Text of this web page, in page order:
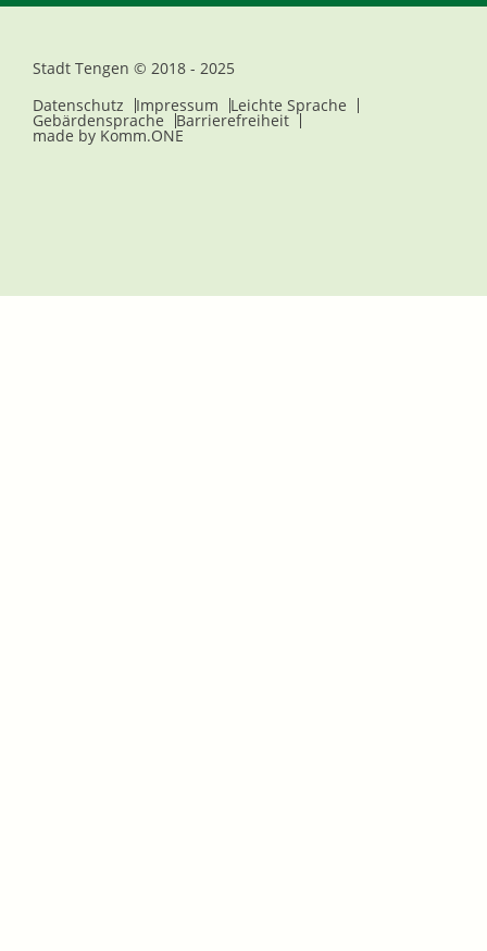
Stadt Tengen © 2018 - 2025
Datenschutz
Impressum Leichte Sprache
Gebärdensprache Barrierefreiheit
made by Komm.ONE